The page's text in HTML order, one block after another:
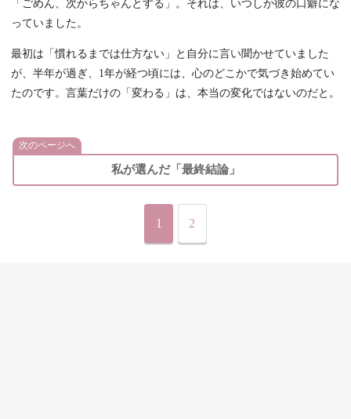
「ごめん、次からちゃんとする」。それは、いつしか彼の口癖にな
っていました。
最初は「慣れるまでは仕方ない」と自分に言い聞かせていました
が、半年が過ぎ、1年が経つ頃には、心のどこかで気づき始めてい
たのです。言葉だけの「変わる」は、本当の変化ではないのだと。
次のページへ
私が選んだ「最終結論」
1 2